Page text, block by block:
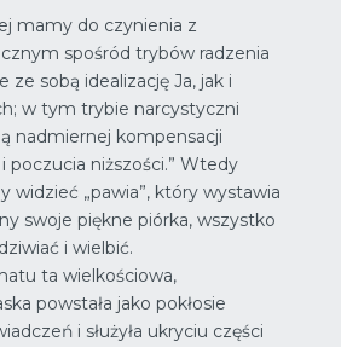
mamy do czynienia z
spośród trybów radzenia
ze sobą idealizację Ja, jak i
w tym trybie narcystyczni
nadmiernej kompensacji
poczucia niższości.” Wtedy
widzieć „pawia”, który wystawia
swoje piękne piórka, wszystko
i wielbić.
ta wielkościowa,
powstała jako pokłosie
i służyła ukryciu części